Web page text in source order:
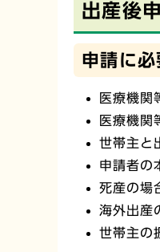
出産後
申請に
医療機関
医療機関
世帯主と
申請者の
死産の場
海外出産
世帯主の